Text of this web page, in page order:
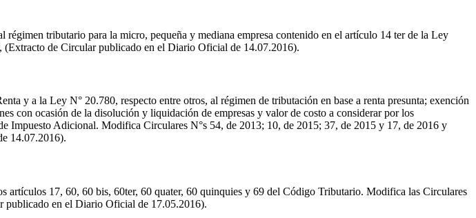
tributario para la micro, pequeña y mediana empresa contenido en el artículo 14 ter de la Ley
(Extracto de Circular publicado en el Diario Oficial de 14.07.2016).
y a la Ley N° 20.780, respecto entre otros, al régimen de tributación en base a renta presunta; exención
con ocasión de la disolución y liquidación de empresas y valor de costo a considerar por los
Impuesto Adicional. Modifica Circulares N°s 54, de 2013; 10, de 2015; 37, de 2015 y 17, de 2016 y
14.07.2016).
17, 60, 60 bis, 60ter, 60 quater, 60 quinquies y 69 del Código Tributario. Modifica las Circulares
publicado en el Diario Oficial de 17.05.2016).